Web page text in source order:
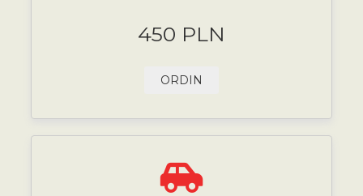
450 PLN
ORDIN